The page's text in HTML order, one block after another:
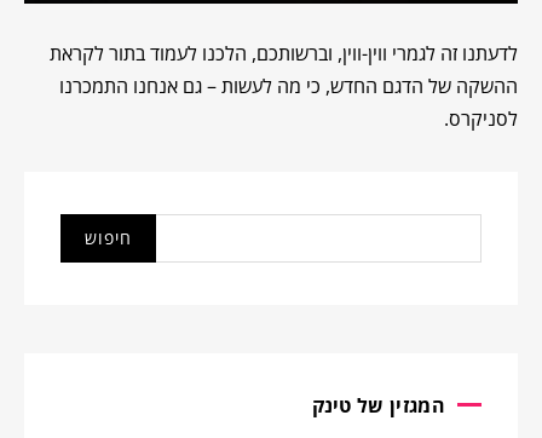
לדעתנו זה לגמרי ווין-ווין, וברשותכם, הלכנו לעמוד בתור לקראת
ההשקה של הדגם החדש, כי מה לעשות – גם אנחנו התמכרנו
לסניקרס.
המגזין של טינק